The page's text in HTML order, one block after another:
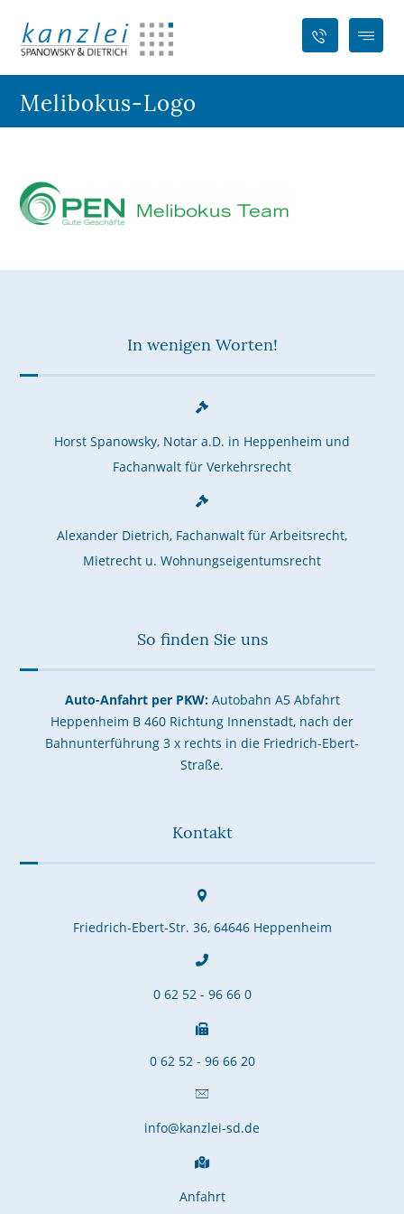
Melibokus-Logo
In wenigen Worten!
Horst Spanowsky, Notar a.D. in Heppenheim und
Fachanwalt für Verkehrsrecht
Alexander Dietrich, Fachanwalt für Arbeitsrecht,
Mietrecht u. Wohnungseigentumsrecht
So finden Sie uns
Auto-Anfahrt per PKW:Autobahn A5 Abfahrt
Heppenheim B 460 Richtung Innenstadt, nach der
Bahnunterführung 3 x rechts in die Friedrich-Ebert-
Straße.
Kontakt
Friedrich-Ebert-Str. 36, 64646 Heppenheim
0 62 52 - 96 66 0
0 62 52 - 96 66 20
info@kanzlei-sd.de
Anfahrt